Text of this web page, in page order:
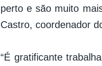
perto e são muito
Castro, coordenador
“É gratificante